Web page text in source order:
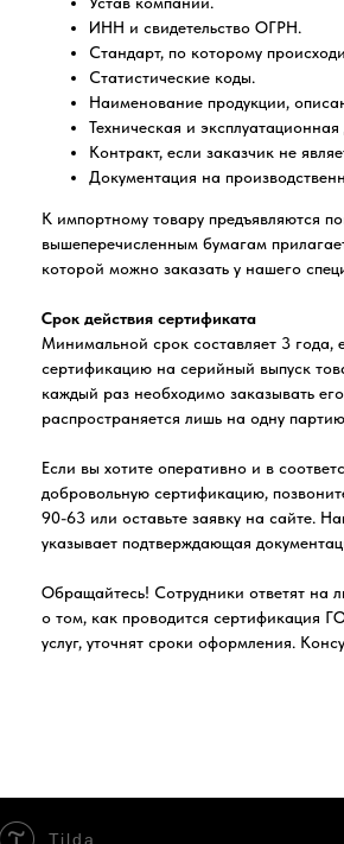
ИНН и свидетельство ОГРН.
Стандарт, по которому
Статистические коды.
Наименование продукции,
Техническая и
Контракт, если заказчик не
Документация на
К импортному товару предъявляются
вышеперечисленным бумагам
которой можно заказать у нашего
Срок действия сертификата
Минимальной срок составляет 3 года,
сертификацию на серийный выпуск
каждый раз необходимо заказывать
распространяется лишь на одну
Если вы хотите оперативно и в
добровольную сертификацию,
90-63 или оставьте заявку на сайте.
указывает подтверждающая
Обращайтесь! Сотрудники ответят на
о том, как проводится сертификация
услуг, уточнят сроки оформления.
Tilda